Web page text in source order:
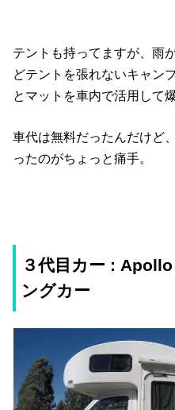
テントも持ってますが、雨
どテントを張れないキャン
とマットを車内で活用して
車代は無料だったんだけど
ったのがちょっと痛手。
３代目カー :
ングカー